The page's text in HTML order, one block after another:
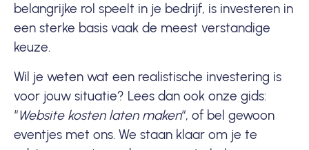
belangrijke rol speelt in je bedrijf, is investeren in
een sterke basis vaak de meest verstandige
keuze.
Wil je weten wat een realistische investering is
voor jouw situatie? Lees dan ook onze gids:
“Website kosten laten maken“, of bel gewoon
eventjes met ons. We staan klaar om je te